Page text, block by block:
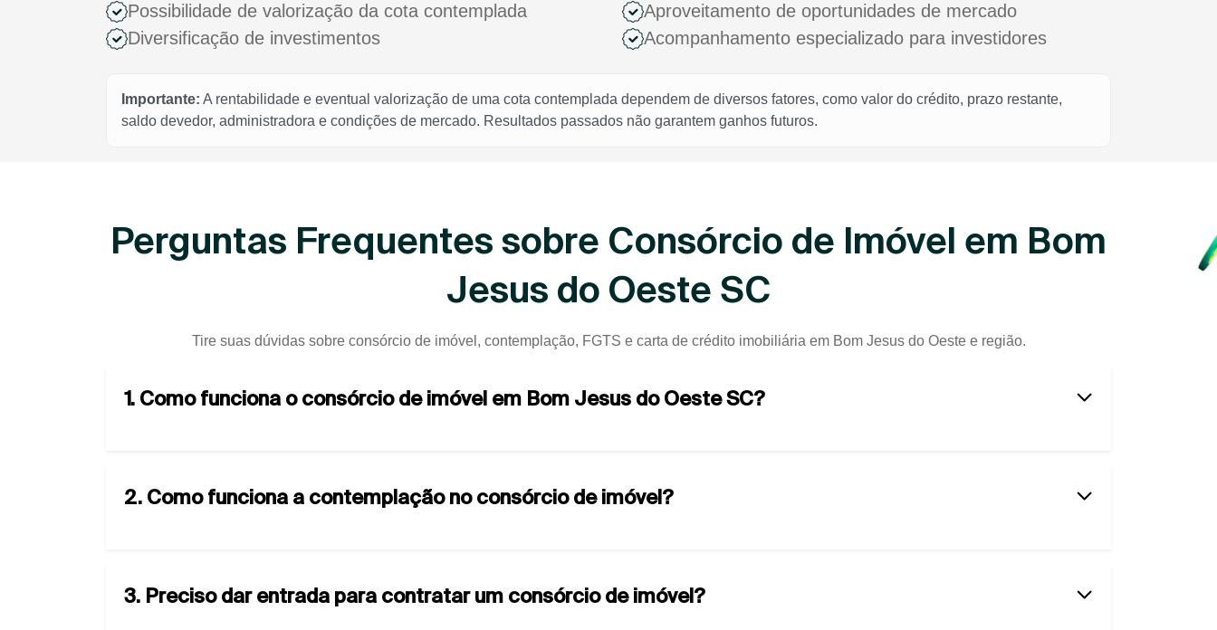
Possibilidade de valorização da cota contemplada
Diversificação de investimentos
Aproveitamento de oportunidades de mercado
Acompanhamento especializado para investidores
Importante: A rentabilidade e eventual valorização de uma cota contemplada dependem de diversos fatores, como valor do crédito, prazo restante,
saldo devedor, administradora e condições de mercado. Resultados passados não garantem ganhos futuros.
Perguntas Frequentes sobre Consórcio de Imóvel em Bom
Jesus do Oeste SC
Tire suas dúvidas sobre consórcio de imóvel, contemplação, FGTS e carta de crédito imobiliária em Bom Jesus do Oeste e região.
1. Como funciona o consórcio de imóvel em Bom Jesus do Oeste SC?
2. Como funciona a contemplação no consórcio de imóvel?
3. Preciso dar entrada para contratar um consórcio de imóvel?